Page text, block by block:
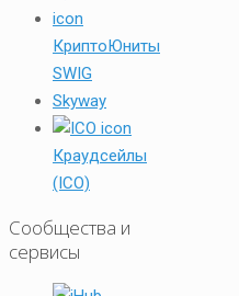
КриптоЮниты
SWIG
Skyway
Краудсейлы
(ICO)
Сообщества и
сервисы